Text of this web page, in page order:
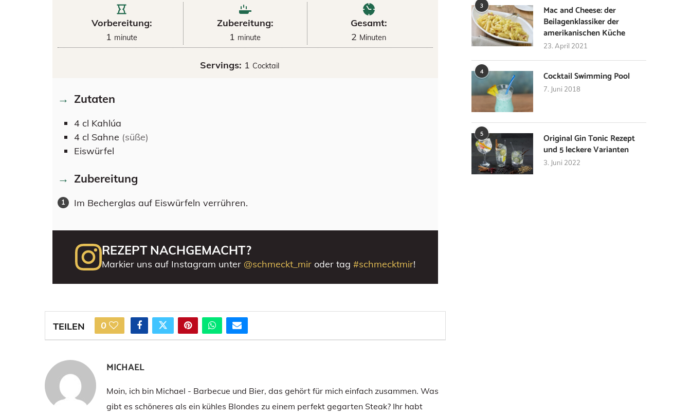
Vorbereitung:
1 minute
Zubereitung:
1 minute
Gesamt:
2 Minuten
Servings: 1 Cocktail
Zutaten
4 cl Kahlúa
4 cl Sahne (süße)
Eiswürfel
Zubereitung
Im Becherglas auf Eiswürfeln verrühren.
REZEPT NACHGEMACHT?
Markier uns auf Instagram unter @schmeckt_miroder tag #schmecktmir!
TEILEN 0
MICHAEL
Moin, ich bin Michael - Barbecue und Bier, das gehört für mich einfach zusammen. Was
gibt es schöneres als ein kühles Blondes zu einem perfekt gegarten Steak? Ihr habt
3
Mac and Cheese: der
Beilagenklassiker der
amerikanischen Küche
23. April 2021
4 Cocktail Swimming Pool
7. Juni 2018
5
Original Gin Tonic Rezept
und 5 leckere Varianten
3. Juni 2022